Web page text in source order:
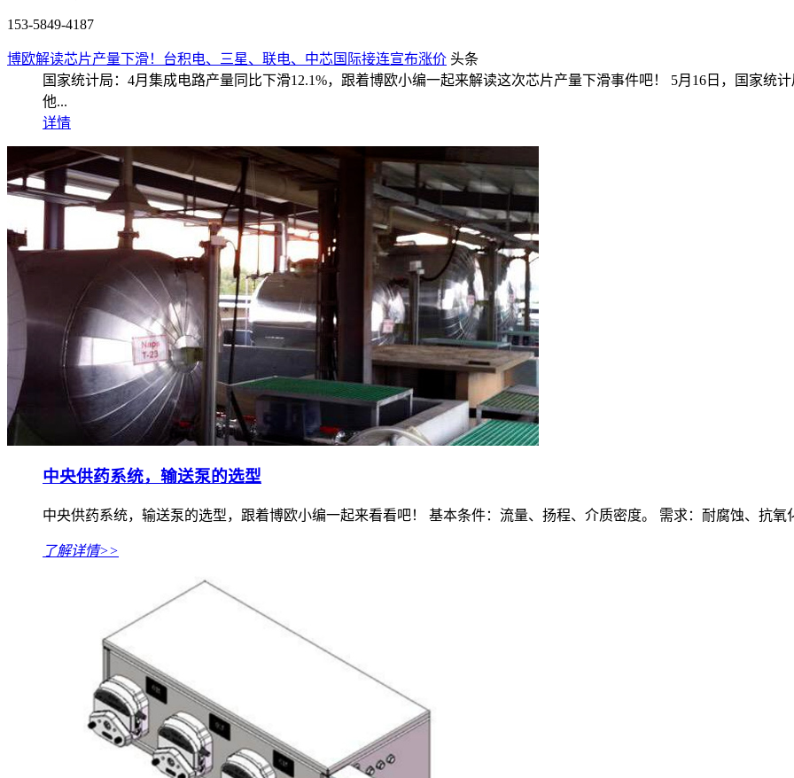
153-5849-4187
博欧解读芯片产量下滑！台积电、三星、联电、中芯国际接连宣布涨价 头条
国家统计局：4月集成电路产量同比下滑12.1%，跟着博欧小编一起来解读这次芯片产量下滑事件吧！ 5月16日，国家统
他...
详情
中央供药系统，输送泵的选型
中央供药系统，输送泵的选型，跟着博欧小编一起来看看吧！ 基本条件：流量、扬程、介质密度。 需求：耐腐蚀、抗氧
了解详情>>